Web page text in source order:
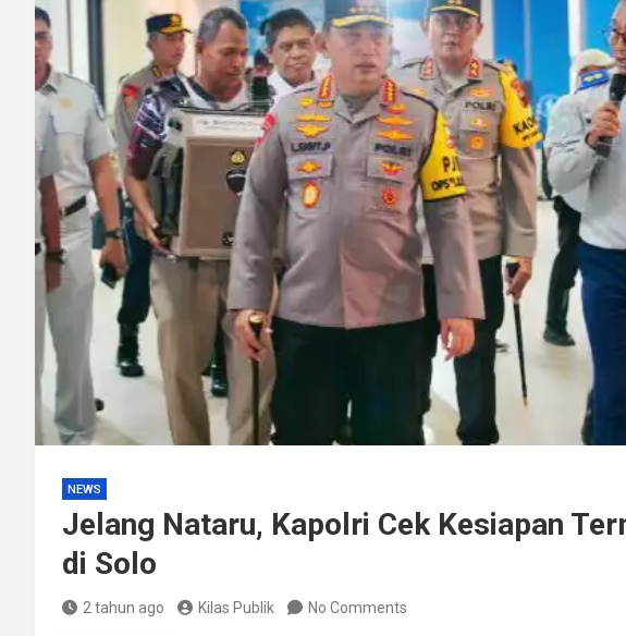
Polisi Bongkar Dugaan Peredaran Sabu
Kurir Ganja Ditangkap, Puluhan Paket
NEWS
Jelang Nataru, Kapolri Cek Kesiapan
di Solo
2 tahun ago Kilas Publik No Comments